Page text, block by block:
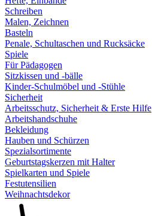
Schreiben
Malen, Zeichnen
Basteln
Penale, Schultaschen und Rucksäcke
Spiele
Für Pädagogen
Sitzkissen und -bälle
Kinder-Schulmöbel und -Stühle
Sicherheit
Arbeitsschutz, Sicherheit & Erste Hilfe
Arbeitshandschuhe
Bekleidung
Hauben und Schürzen
Spezialsortimente
Geburtstagskerzen mit Halter
Spielkarten und Spiele
Festutensilien
Weihnachtsdekor